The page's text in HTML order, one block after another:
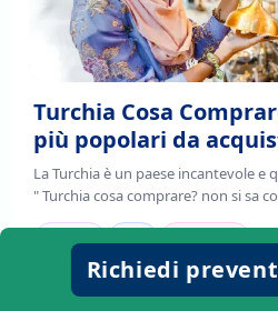
Turchia Cosa
più popolari da
La Turchia è un paese incantevole e
" Turchia cosa comprare? non si sa
Turchia è un paese ricco di tante
Continua a leggere per sapere i
aquistare!
viaggio cibo avventure
Richiedi